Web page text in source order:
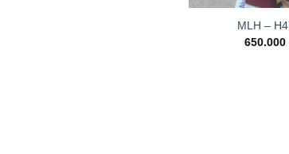
MLH –
650.000